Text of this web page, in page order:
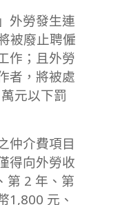
外勞發生連
被廢止聘僱
作；且外勞
者，將被處
元以下罰
仲介費項目
得向外勞收
第 2 年、第
1,800 元、